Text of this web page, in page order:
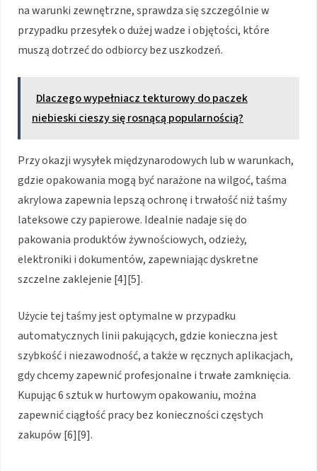
na warunki zewnętrzne, sprawdza się szczególnie w
przypadku przesyłek o dużej wadze i objętości, które
muszą dotrzeć do odbiorcy bez uszkodzeń.
Dlaczego wypełniacz tekturowy do paczek
niebieski cieszy się rosnącą popularnością?
Przy okazji wysyłek międzynarodowych lub w warunkach,
gdzie opakowania mogą być narażone na wilgoć, taśma
akrylowa zapewnia lepszą ochronę i trwałość niż taśmy
lateksowe czy papierowe. Idealnie nadaje się do
pakowania produktów żywnościowych, odzieży,
elektroniki i dokumentów, zapewniając dyskretne
szczelne zaklejenie [4][5].
Użycie tej taśmy jest optymalne w przypadku
automatycznych linii pakujących, gdzie konieczna jest
szybkość i niezawodność, a także w ręcznych aplikacjach,
gdy chcemy zapewnić profesjonalne i trwałe zamknięcia.
Kupując 6 sztuk w hurtowym opakowaniu, można
zapewnić ciągłość pracy bez konieczności częstych
zakupów [6][9].